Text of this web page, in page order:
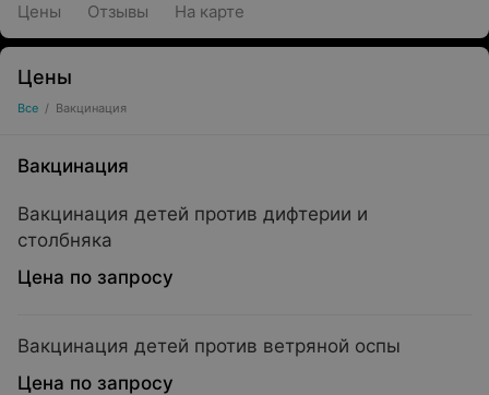
Цены Отзывы На карте
Цены
Все / Вакцинация
Вакцинация
Вакцинация детей против дифтерии и
столбняка
Цена по запросу
Вакцинация детей против ветряной оспы
Цена по запросу